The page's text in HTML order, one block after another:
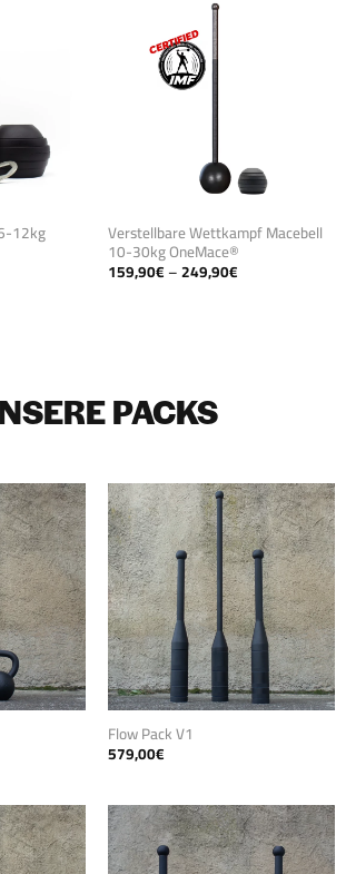
12kg Verstellbare Wettkampf Macebell
10-30kg OneMace®
159,90€–249,90€Preisspanne:
159,90€
PACKS
Flow Pack V1
579,00€